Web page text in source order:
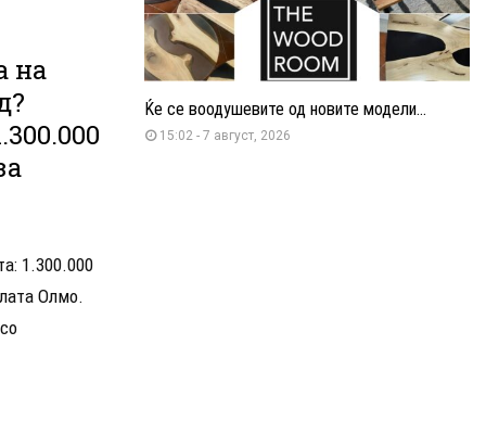
на
1.300.000
Олмо.
Ќе се воодушевите од новите модели...
15:02 - 7 август, 2026